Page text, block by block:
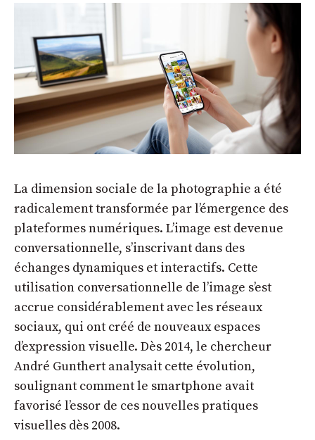
La dimension sociale de la photographie a été
radicalement transformée par l’émergence des
plateformes numériques. L’image est devenue
conversationnelle, s’inscrivant dans des
échanges dynamiques et interactifs. Cette
utilisation conversationnelle de l’image s’est
accrue considérablement avec les réseaux
sociaux, qui ont créé de nouveaux espaces
d’expression visuelle. Dès 2014, le chercheur
André Gunthert analysait cette évolution,
soulignant comment le smartphone avait
favorisé l’essor de ces nouvelles pratiques
visuelles dès 2008.